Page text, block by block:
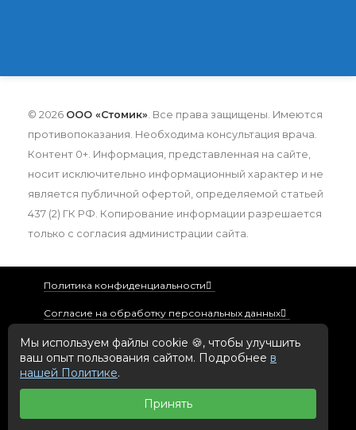
© 2026 ООО «Стомик» . Все права защищены. Имеются
противопоказания. Необходима консультация врача.
Контент 0+. Информация, представленная на сайте,
носит исключительно информационный характер и не
является публичной офертой, определяемой статьей
437 (2) ГК РФ. Копирование информации разрешается
только с согласия администрации сайта.
Политика конфиденциальности
Согласие на обработку персональных данных
Политика использования файлов cookie
Реквизиты организации
Сделано в MediaConsul
Мы используем файлы cookie 🍪, чтобы улучшить
ваш опыт пользования сайтом. Подробнее в
нашей Политике.
Принять